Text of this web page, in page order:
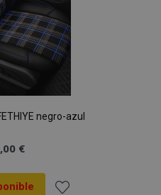
negro-azul
€